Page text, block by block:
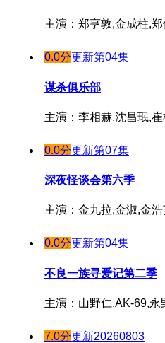
主演：郑亨敦,金成柱,
0.0分更新第04集
谋杀俱乐部
主演：李相赫,沈昌珉,崔
0.0分更新第07集
深夜怪谈会第六季
主演：金九拉,金淑,金浩
0.0分更新第04集
不良一族寻爱记第二季
主演：山野仁,AK-69,永
7.0分更新20260803